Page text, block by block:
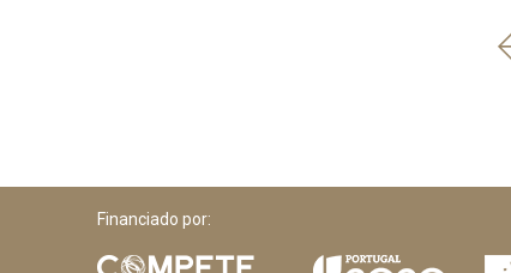
Financiado por: